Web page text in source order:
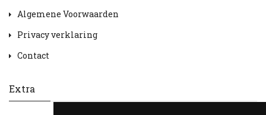
Algemene Voorwaarden
Privacy verklaring
Contact
Extra